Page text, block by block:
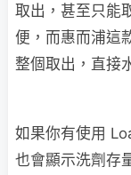
取出，甚至只能
便，而惠而浦這
整個取出，直接
如果你有使用
也會顯示洗劑存